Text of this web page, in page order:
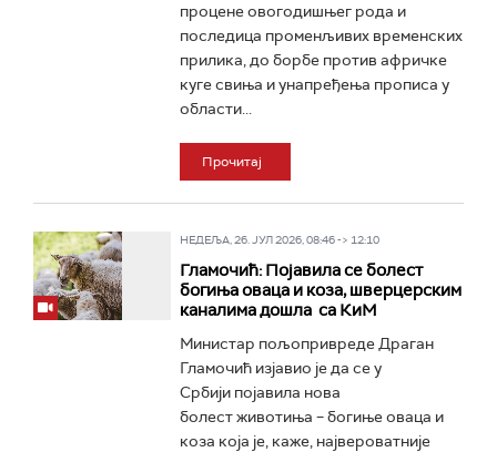
процене овогодишњег рода и
последица променљивих временских
прилика, до борбе против афричке
куге свиња и унапређења прописа у
области...
Прочитај
НЕДЕЉА, 26. ЈУЛ 2026, 08:46 -> 12:10
Гламочић: Појавила се болест
богиња оваца и коза, шверцерским
каналима дошла са КиМ
Министар пољопривреде Драган
Гламочић изјавио је да се у
Србији појавила нова
болест животиња – богиње оваца и
коза која је, каже, највероватније